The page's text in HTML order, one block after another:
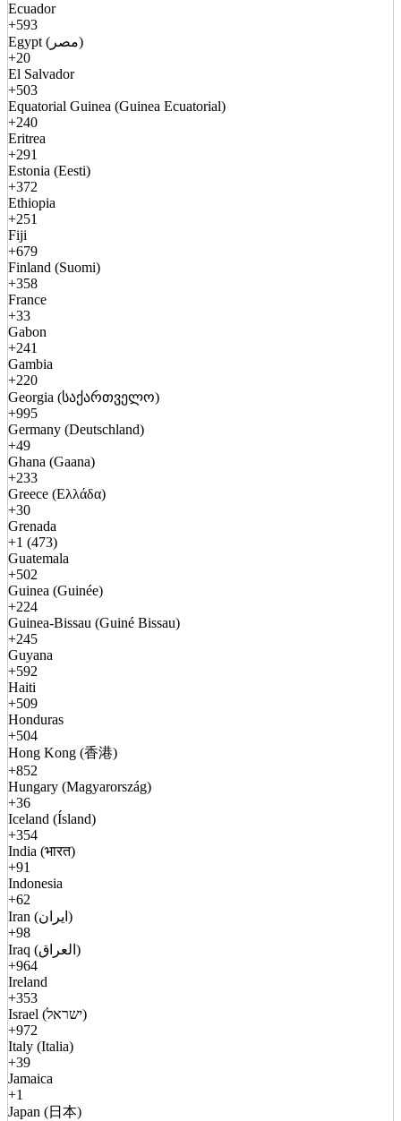
Ecuador
+593
Egypt (مصر)
+20
El Salvador
+503
Equatorial Guinea (Guinea Ecuatorial)
+240
Eritrea
+291
Estonia (Eesti)
+372
Ethiopia
+251
Fiji
+679
Finland (Suomi)
+358
France
+33
Gabon
+241
Gambia
+220
Georgia (საქართველო)
+995
Germany (Deutschland)
+49
Ghana (Gaana)
+233
Greece (Ελλάδα)
+30
Grenada
+1 (473)
Guatemala
+502
Guinea (Guinée)
+224
Guinea-Bissau (Guiné Bissau)
+245
Guyana
+592
Haiti
+509
Honduras
+504
Hong Kong (香港)
+852
Hungary (Magyarország)
+36
Iceland (Ísland)
+354
India (भारत)
+91
Indonesia
+62
Iran (ایران)
+98
Iraq (العراق)
+964
Ireland
+353
Israel (ישראל)
+972
Italy (Italia)
+39
Jamaica
+1
Japan (日本)